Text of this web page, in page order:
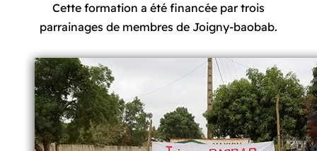
Cette formation a été financée par trois
parrainages de membres de Joigny-baobab.